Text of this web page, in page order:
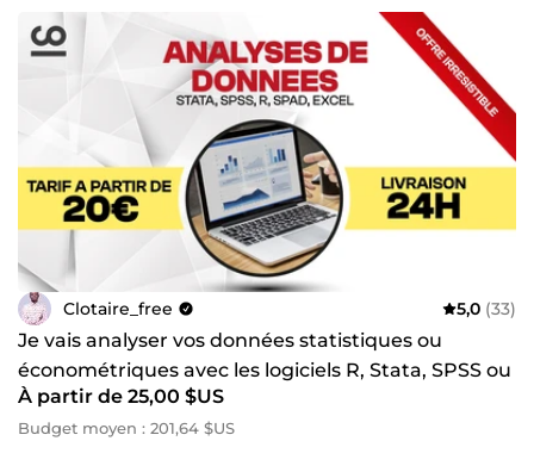
Clotaire_free 5,0 (33)
Je vais analyser vos données statistiques ou
économétriques avec les logiciels R, Stata, SPSS ou
Excel
À partir de 25,00 $US
Budget moyen : 201,64 $US